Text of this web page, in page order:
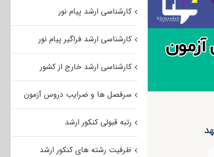
کارشناسی ارشد پیام نور
کارشناسی ارشد فراگیر پیام نور
کارشناسی ارشد خارج از کشور
سرفصل ها و ضرایب دروس آزمون
رتبه قبولی کنکور ارشد
ظرفیت رشته های کنکور ارشد